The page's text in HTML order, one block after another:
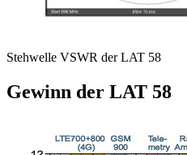
Stehwelle VSWR der LAT 58
Gewinn der LAT 58